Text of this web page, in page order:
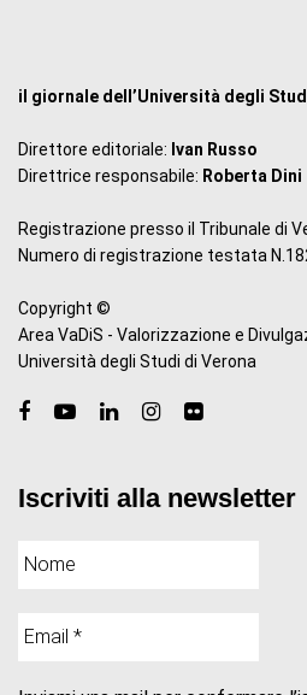
il giornale dell’Università degli
Direttore editoriale: Ivan Russo
Direttrice responsabile: Roberta Dini
Registrazione presso il Tribunale di
Numero di registrazione testata
Copyright ©
Area VaDiS - Valorizzazione e
Università degli Studi di Verona
Iscriviti alla newsletter